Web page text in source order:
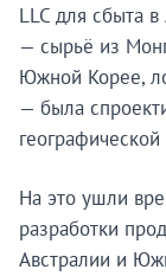
LLC для сбыта
— сырьё из
Южной Корее,
— была
На это ушли
разработки
Австралии и